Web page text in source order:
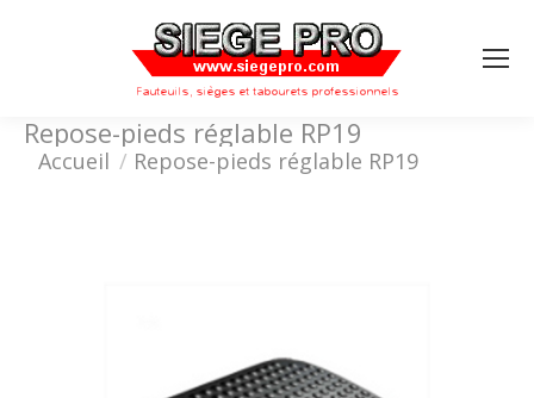
Repose-pieds réglable RP19
Vous êtes ici :
Accueil Repose-pieds réglable RP19